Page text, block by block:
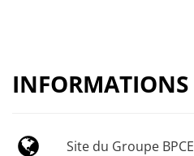
INFORMATIONS
Site du Groupe BPCE